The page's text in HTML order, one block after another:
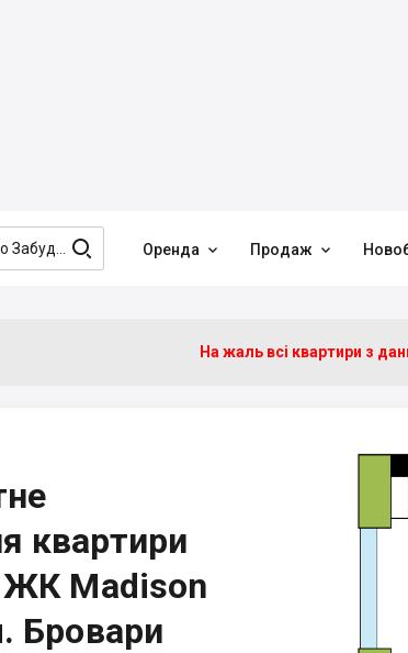
 Оренда  Продаж 
На жаль всі квартири з
квартири
ЖК Madison
Бровари